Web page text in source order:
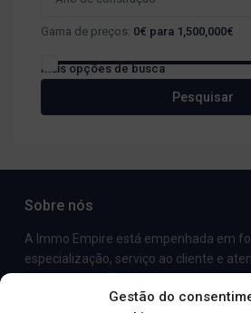
Gestão do
Gama de preços: 0€ para 1,500,000€
Mais opções de busca
Pesquisar
Sobre nós
A Immo Empire está empenhada em
especialização, serviço ao cliente e